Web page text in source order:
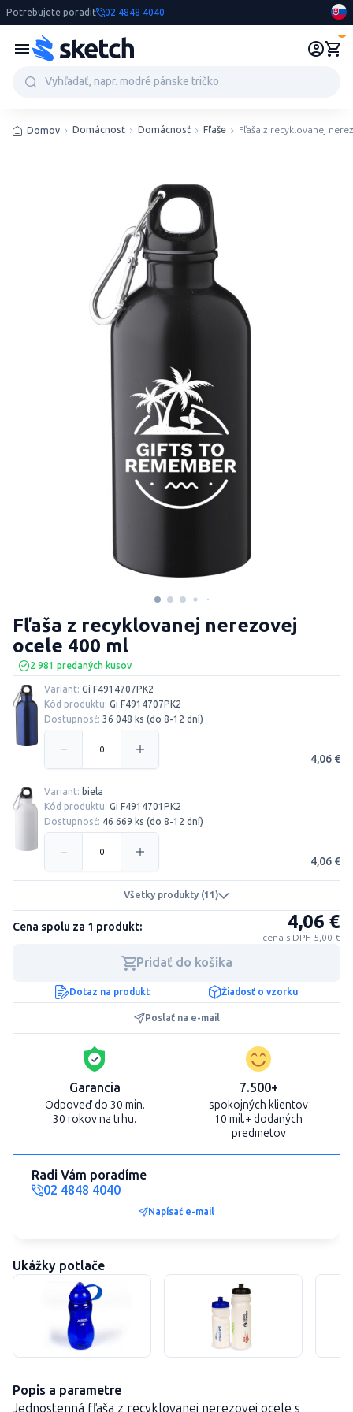
Potrebujete poradiť 02 4848 4040
Domov Domácnosť Domácnosť Fľaše Fľaša z recyklovanej
2 981 predaných kusov
Fľaša z recyklovanej nerezovej
ocele 400 ml
Variant: Gi F4914707PK2
Kód produktu: Gi F4914707PK2
Dostupnosť: 36 048 ks (do 8-12 dní)
4,06 €
Variant: biela
Kód produktu: Gi F4914701PK2
Dostupnosť: 46 669 ks (do 8-12 dní)
4,06 €
Všetky produkty (11)
Cena spolu za 1 produkt: 4,06 €
cena s DPH 5,00 €
Pridať do košíka
Dotaz na produkt Žiadosť o vzorku
Poslať na e-mail
Garancia
Odpoveď do 30 min.
30 rokov na trhu.
7.500+
spokojných klientov
10 mil.+ dodaných
predmetov
Radi Vám poradíme
02 4848 4040
Napísať e-mail
Ukážky potlače
Popis a parametre
Jednostenná fľaša z recyklovanej nerezovej ocele s